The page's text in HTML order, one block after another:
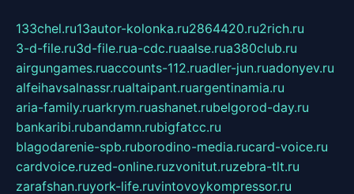
133chel.ru13autor-kolonka.ru2864420.ru2rich.ru
3-d-file.ru3d-file.rua-cdc.ruaalse.rua380club.ru
airgungames.ruaccounts-112.ruadler-jun.ruadonyev.ru
alfeihavsalnassr.rualtaipant.ruargentinamia.ru
aria-family.ruarkrym.ruashanet.rubelgorod-day.ru
bankaribi.rubandamn.rubigfatcc.ru
blagodarenie-spb.ruborodino-media.rucard-voice.ru
cardvoice.ruzed-online.ruzvonitut.ruzebra-tlt.ru
zarafshan.ruyork-life.ruvintovoykompressor.ru